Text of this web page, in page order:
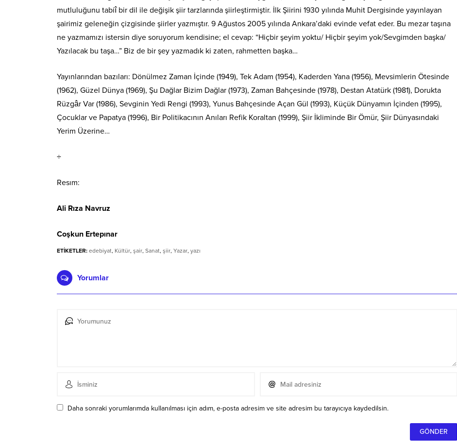
mutluluğunu tabiî bir dil ile değişik şiir tarzlarında şiirleştirmiştir. İlk Şiirini 1930 yılında Muhit Dergisinde yayınlayan
şairimiz geleneğin çizgisinde şiirler yazmıştır. 9 Ağustos 2005 yılında Ankara’daki evinde vefat eder. Bu mezar taşına
ne yazmamızı istersin diye soruyorum kendisine; el cevap: “Hiçbir şeyim yoktu/ Hiçbir şeyim yok/Sevgimden başka/
Yazılacak bu taşa…” Biz de bir şey yazmadık ki zaten, rahmetten başka…
Yayınlarından bazıları: Dönülmez Zaman İçinde (1949), Tek Adam (1954), Kaderden Yana (1956), Mevsimlerin Ötesinde
(1962), Güzel Dünya (1969), Şu Dağlar Bizim Dağlar (1973), Zaman Bahçesinde (1978), Destan Atatürk (1981), Dorukta
Rüzgâr Var (1986), Sevginin Yedi Rengi (1993), Yunus Bahçesinde Açan Gül (1993), Küçük Dünyamın İçinden (1995),
Çocuklar ve Papatya (1996), Bir Politikacının Anıları Refik Koraltan (1999), Şiir İkliminde Bir Ömür, Şiir Dünyasındaki
Yerim Üzerine…
÷
Resım:
Ali Rıza Navruz
Coşkun Ertepınar
ETİKETLER: edebiyat, Kültür, şair, Sanat, şiir, Yazar, yazı
Yorumlar
Daha sonraki yorumlarımda kullanılması için adım, e-posta adresim ve site adresim bu tarayıcıya kaydedilsin.